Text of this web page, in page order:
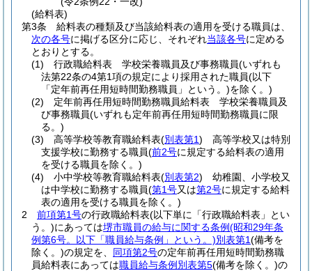
(給料表)
第3条
給料表の種類及び当該給料表の適用を受ける職員は、
次の各号に掲げる区分に応じ、それぞれ当該各号に定める
とおりとする。
(1)
行政職給料表 学校栄養職員及び事務職員(いずれも
法第22条の4第1項の規定により採用された職員(以下
「定年前再任用短時間勤務職員」という。)を除く。)
(2)
定年前再任用短時間勤務職員給料表 学校栄養職員及
び事務職員(いずれも定年前再任用短時間勤務職員に限
る。)
(3)
高等学校等教育職給料表(別表第1) 高等学校又は特別
支援学校に勤務する職員(前2号に規定する給料表の適用
を受ける職員を除く。)
(4)
小中学校等教育職給料表(別表第2) 幼稚園、小学校又
は中学校に勤務する職員(第1号又は第2号に規定する給料
表の適用を受ける職員を除く。)
2
前項第1号の行政職給料表(以下単に「行政職給料表」とい
う。)にあっては堺市職員の給与に関する条例(昭和29年条
例第6号。以下「職員給与条例」という。)別表第1(備考を
除く。)の規定を、 同項第2号の定年前再任用短時間勤務職
員給料表にあっては職員給与条例別表第5(備考を除く。)の